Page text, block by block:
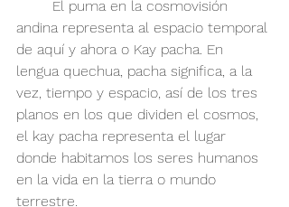
andina representa al espacio temporal
de aquí y ahora o Kay pacha. En
lengua quechua, pacha significa, a la
vez, tiempo y espacio, así de los tres
planos en los que dividen el cosmos,
el kay pacha representa el lugar
donde habitamos los seres humanos
en la vida en la tierra o mundo
terrestre.